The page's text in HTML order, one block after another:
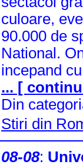
culoare,
90.000 de
National.
incepand
... [
Din
Stiri din
08-08: